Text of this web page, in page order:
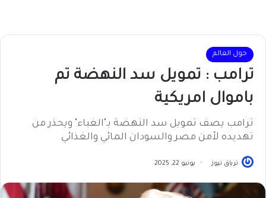
حول العالم
ترامب : تمويل سد النهضة تم
باموال امريكية
ترامب يصف تمويل سد النهضة بـ"الغباء" ويحذر من
تهديده لأمن مصر والسودان المائي والغذائي
ترياق نيوز يونيو 22, 2025